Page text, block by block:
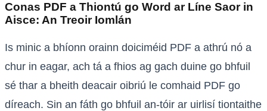
Conas PDF a Thiontú go Word ar Líne Saor in
Aisce: An Treoir Iomlán
Is minic a bhíonn orainn doiciméid PDF a athrú nó a
chur in eagar, ach tá a fhios ag gach duine go bhfuil
sé thar a bheith deacair oibriú le comhaid PDF go
díreach. Sin an fáth go bhfuil an-tóir ar uirlisí tiontaithe